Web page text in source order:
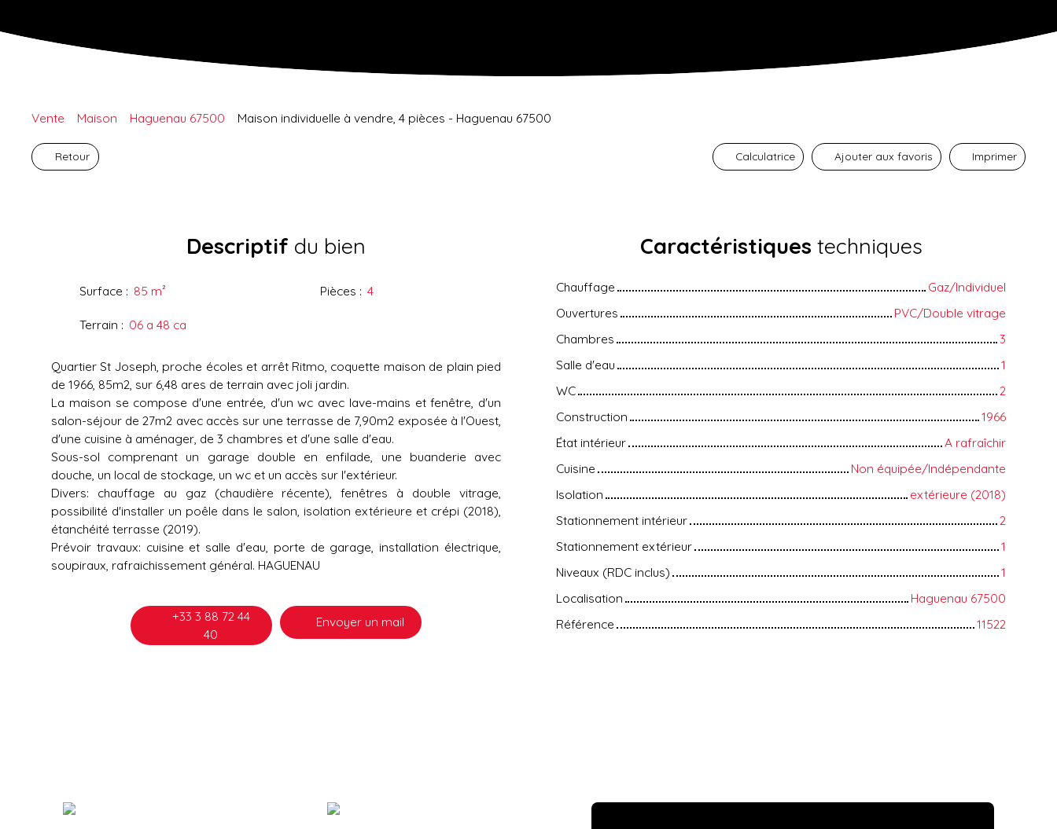
Vente Maison Haguenau 67500 Maison individuelle à vendre, 4 pièces - Haguenau 67500
Retour Calculatrice Ajouter aux favoris Imprimer
Descriptif du bien
Surface : 85 m² Pièces : 4
Terrain : 06 a 48 ca
Quartier St Joseph, proche écoles et arrêt Ritmo, coquette maison de plain pied
de 1966, 85m2, sur 6,48 ares de terrain avec joli jardin.
La maison se compose d'une entrée, d'un wc avec lave-mains et fenêtre, d'un
salon-séjour de 27m2 avec accès sur une terrasse de 7,90m2 exposée à l'Ouest,
d'une cuisine à aménager, de 3 chambres et d'une salle d'eau.
Sous-sol comprenant un garage double en enfilade, une buanderie avec
douche, un local de stockage, un wc et un accès sur l'extérieur.
Divers: chauffage au gaz (chaudière récente), fenêtres à double vitrage,
possibilité d'installer un poêle dans le salon, isolation extérieure et crépi (2018),
étanchéité terrasse (2019).
Prévoir travaux: cuisine et salle d'eau, porte de garage, installation électrique,
soupiraux, rafraichissement général. HAGUENAU
+33 3 88 72 44
40
Envoyer un mail
Caractéristiques techniques
Chauffage
Gaz/Individuel
Ouvertures
PVC/Double vitrage
Chambres
3
Salle d'eau
1
WC
2
Construction
1966
État intérieur
A rafraîchir
Cuisine
Non équipée/Indépendante
Isolation
extérieure (2018)
Stationnement intérieur
2
Stationnement extérieur
1
Niveaux (RDC inclus)
1
Localisation
Haguenau 67500
Référence
11522